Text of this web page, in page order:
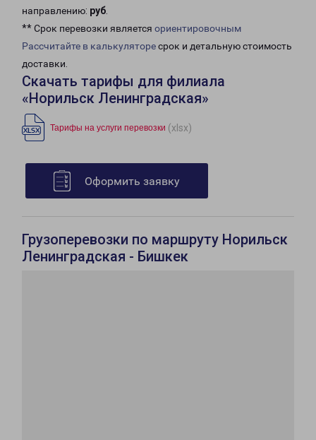
направлению: руб.
** Срок перевозки является ориентировочным
Рассчитайте в калькуляторесрок и детальную стоимость
доставки.
Скачать тарифы для филиала
«Норильск Ленинградская»
Тарифы на услуги перевозки (xlsx)
Оформить заявку
Грузоперевозки по маршруту Норильск
Ленинградская - Бишкек